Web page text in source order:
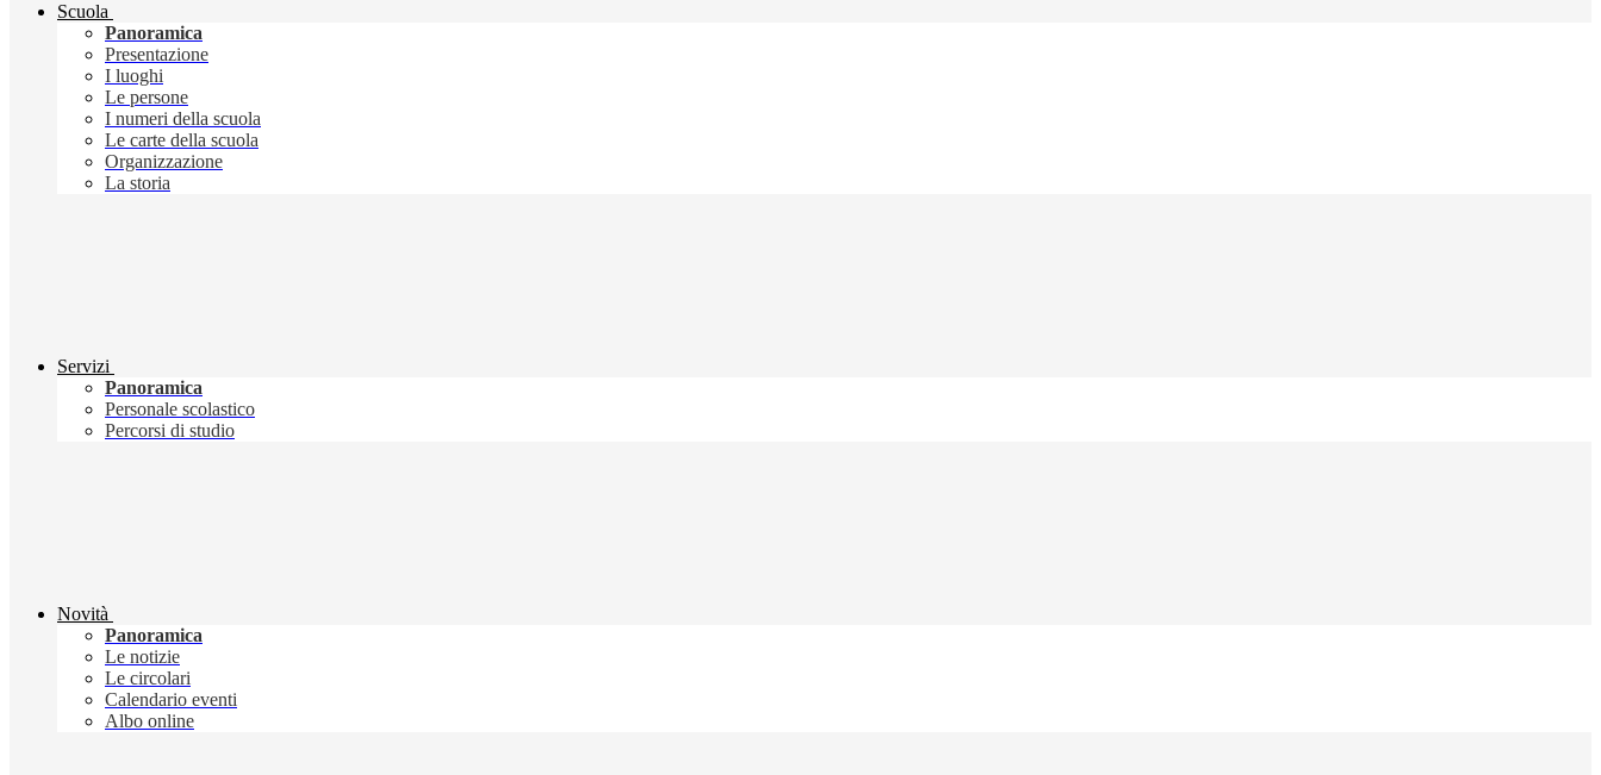
Scuola
Panoramica
Presentazione
I luoghi
Le persone
I numeri della scuola
Le carte della scuola
Organizzazione
La storia
Servizi
Panoramica
Personale scolastico
Percorsi di studio
Novità
Panoramica
Le notizie
Le circolari
Calendario eventi
Albo online